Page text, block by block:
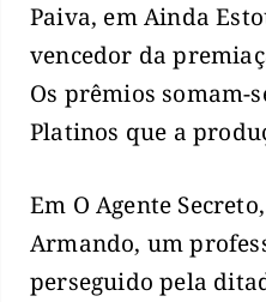
Paiva, em Ainda
vencedor da
Os prêmios somam-
Platinos que a
Em O Agente
Armando, um
perseguido pela